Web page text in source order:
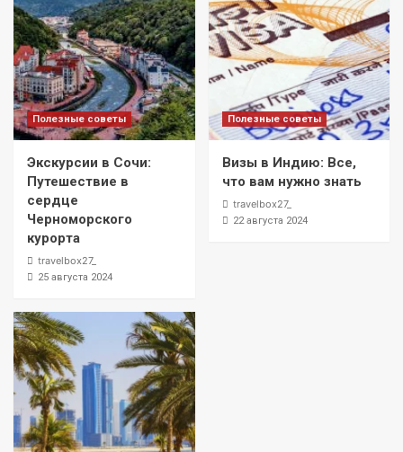
Полезные советы
Экскурсии в Сочи:
Путешествие в
сердце
Черноморского
курорта
travelbox27_
25 августа 2024
Полезные советы
Визы в Индию: Все,
что вам нужно знать
travelbox27_
22 августа 2024